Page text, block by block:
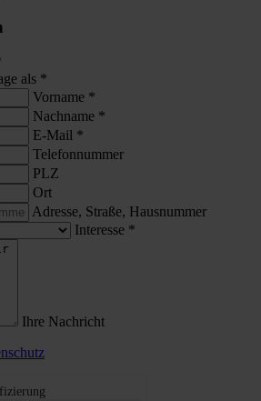
als *
Vorname *
Nachname *
E-Mail *
Telefonnummer
PLZ
Ort
Adresse, Straße, Hausnummer
Interesse *
Ihre Nachricht